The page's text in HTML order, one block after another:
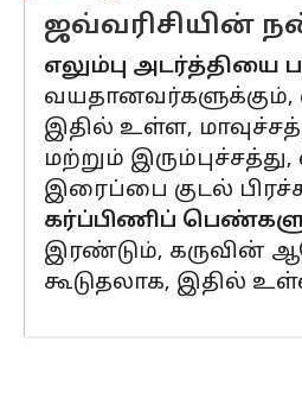
ஜவ்வரிசியின்
எலும்பு அடர்த்தியை
வயதானவர்களுக்கும்,
இதில் உள்ள,
மற்றும்
இரைப்பை குடல்
கர்ப்பிணிப்
இரண்டும், கருவின்
கூடுதலாக, இதில்